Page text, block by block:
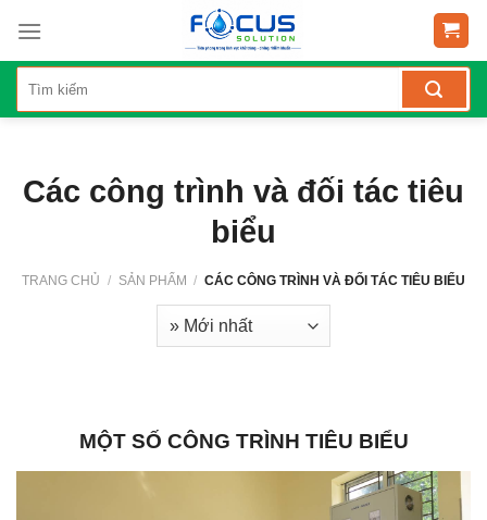
content
Các công trình và đối tác tiêu
biểu
TRANG CHỦ / SẢN PHẨM / CÁC CÔNG TRÌNH VÀ ĐỐI TÁC TIÊU BIỂU
MỘT SỐ CÔNG TRÌNH TIÊU BIỂU